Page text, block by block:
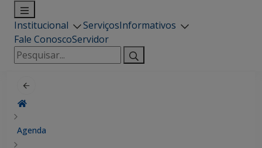
Institucional ServiçosInformativos
Fale ConoscoServidor
Pesquisar
por:
Agenda